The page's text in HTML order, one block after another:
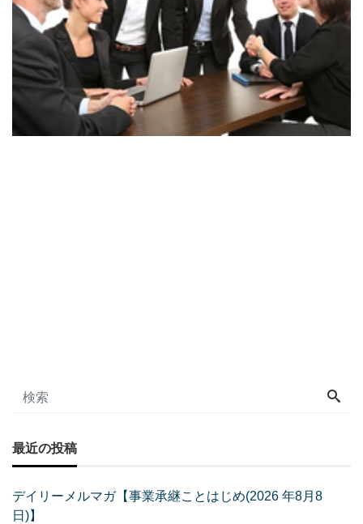
最近の投稿
デイリーメルマガ【事業承継ことはじめ(2026 年8月8
日)】